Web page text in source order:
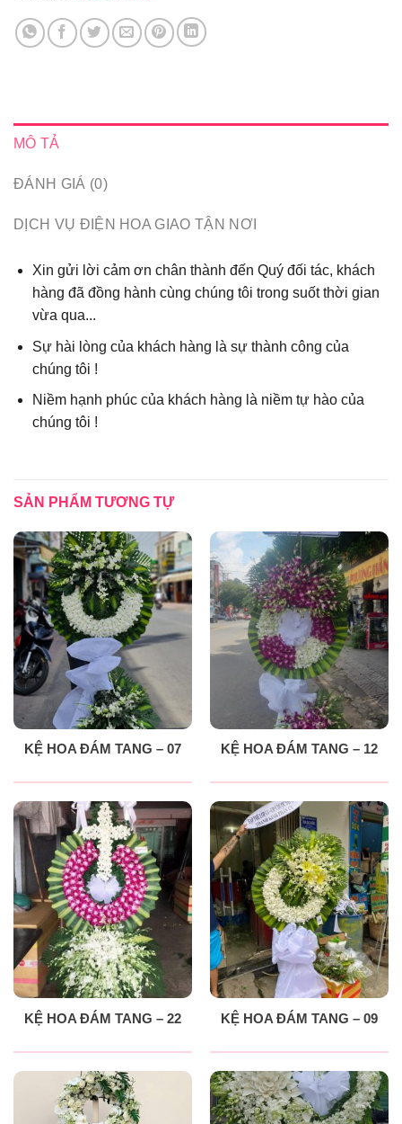
MÔ TẢ
ĐÁNH GIÁ (0)
DỊCH VỤ ĐIỆN HOA GIAO TẬN NƠI
Xin gửi lời cảm ơn chân thành đến Quý đối tác, khách
hàng đã đồng hành cùng chúng tôi trong suốt thời gian
vừa qua...
Sự hài lòng của khách hàng là sự thành công của
chúng tôi !
Niềm hạnh phúc của khách hàng là niềm tự hào của
chúng tôi !
SẢN PHẨM TƯƠNG TỰ
KỆ HOA ĐÁM TANG – 07 KỆ HOA ĐÁM TANG – 12
KỆ HOA ĐÁM TANG – 22 KỆ HOA ĐÁM TANG – 09